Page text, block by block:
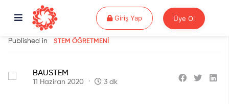
Giriş YapGiriş Yap Üye Ol
Published in STEM ÖĞRETMENI
BAUSTEM
11 Haziran 2020 3 dk